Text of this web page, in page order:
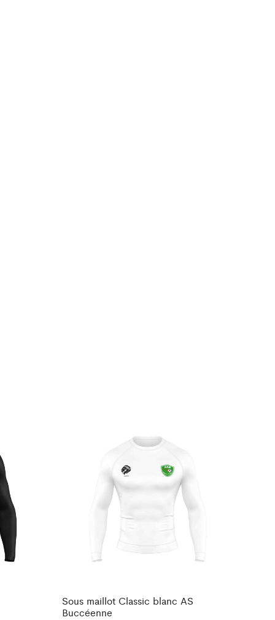
Sous maillot Classic blanc AS
Buccéenne